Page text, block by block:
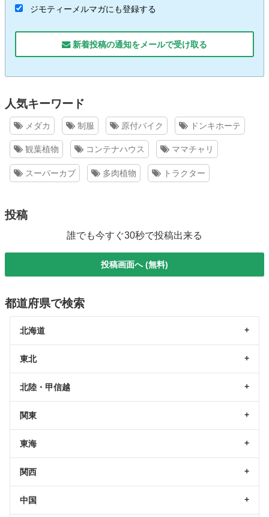
ジモティーメルマガにも登録する
新着投稿の通知をメールで受け取る
人気キーワード
メダカ 制服 原付バイク ドンキホーテ
観葉植物 コンテナハウス ママチャリ
スーパーカブ 多肉植物 トラクター
投稿
誰でも今すぐ30秒で投稿出来る
投稿画面へ (無料)
都道府県で検索
北海道
東北
北陸・甲信越
関東
東海
関西
中国